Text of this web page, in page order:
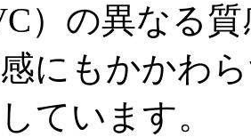
）の異なる
にもかかわ
ています。